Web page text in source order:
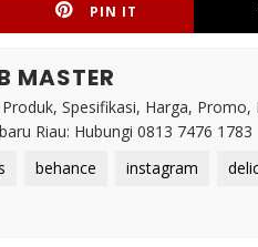
PIN IT
MASTER
Spesifikasi, Harga, Promo,
Riau: Hubungi 0813 7476 1783
behance instagram